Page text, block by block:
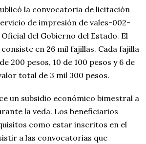
la convocatoria de licitación
de impresión de vales-002-
del Gobierno del Estado. El
en 26 mil fajillas. Cada fajilla
200 pesos, 10 de 100 pesos y 6 de
total de 3 mil 300 pesos.
un subsidio económico bimestral a
la veda. Los beneficiarios
como estar inscritos en el
a las convocatorias que